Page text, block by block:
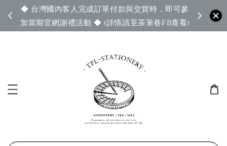
◆ 台灣國內客人完成訂單付款與交貨時，即可參
加當期官網謝禮活動 ◆ (詳情請至茶筆巷FB查看)
◆ 官